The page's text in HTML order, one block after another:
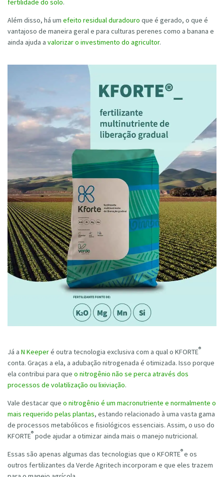
Além disso, há um efeito residual duradouro que é gerado, o que é
vantajoso de maneira geral e para culturas perenes como a banana e
ainda ajuda a valorizar o investimento do agricultor.
Já a N Keeperé outra tecnologia exclusiva com a qual o KFORTE®
conta. Graças a ela, a adubação nitrogenada é otimizada. Isso porque
ela contribui para que o nitrogênio não se perca através dos
processos de volatilização ou lixiviação.
Vale destacar que o nitrogênio é um macronutriente e normalmente o
mais requerido pelas plantas, estando relacionado à uma vasta gama
de processos metabólicos e fisiológicos essenciais. Assim, o uso do
KFORTE® pode ajudar a otimizar ainda mais o manejo nutricional.
Essas são apenas algumas das tecnologias que o KFORTE®e os
outros fertilizantes da Verde Agritech incorporam e que eles trazem